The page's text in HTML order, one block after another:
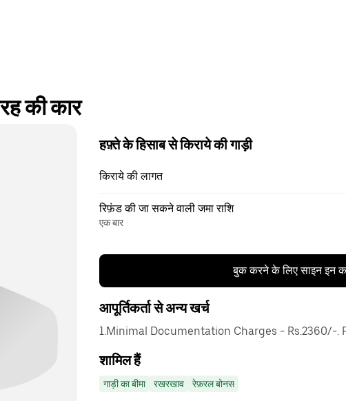
की कार
हफ़्ते के हिसाब से किराये की गाड़ी
किराये की लागत
रिफ़ंड की जा सकने वाली जमा राशि
एक बार
बुक करने के लिए साइन इन
आपूर्तिकर्ता से अन्य खर्च
1.Minimal Documentation Charges - Rs.2360/-.
शामिल हैं
गाड़ी का बीमा रखरखाव रेफ़रल बोनस